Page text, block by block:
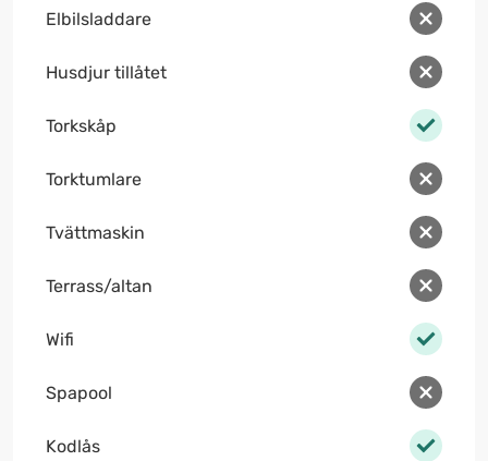
Elbilsladdare
Husdjur tillåtet
Torkskåp
Torktumlare
Tvättmaskin
Terrass/altan
Wifi
Spapool
Kodlås